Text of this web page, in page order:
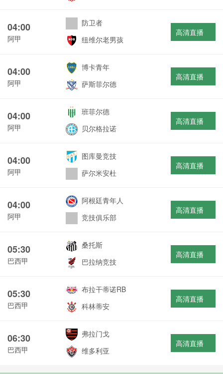
04:00
阿甲
防卫者
纽维尔老男孩
高清直播
04:00
阿甲
博卡青年
萨斯菲尔德
高清直播
04:00
阿甲
班菲尔德
贝尔格拉诺
高清直播
04:00
阿甲
图库曼竞技
萨尔米安杜
高清直播
04:00
阿甲
阿根廷青年人
竞技俱乐部
高清直播
05:30
巴西甲
桑托斯
巴拉纳竞技
高清直播
05:30
巴西甲
布拉干蒂诺RB
科林蒂安
高清直播
06:30
巴西甲
弗拉门戈
维多利亚
高清直播